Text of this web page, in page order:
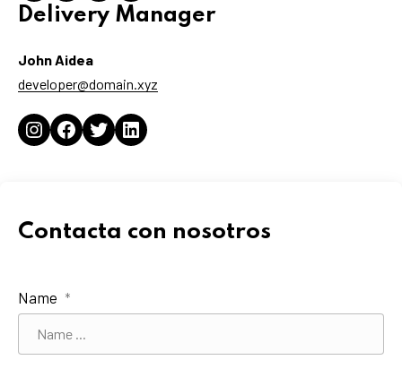
Delivery Manager
John Aidea
developer@domain.xyz
Instagram
Facebook
TwitterLinkedIn
Contacta con nosotros
Name *